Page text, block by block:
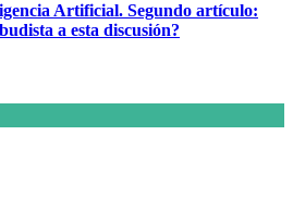
Artificial. Segundo artículo:
a esta discusión?